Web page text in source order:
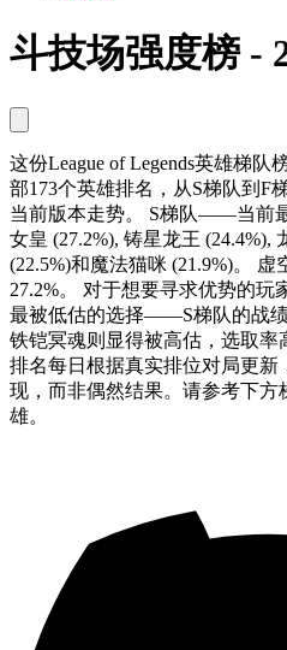
斗技场强度榜 -
这份League of Legends英雄梯队
部173个英雄排名，从S梯队到F
当前版本走势。 S梯队——当前
女皇 (27.2%), 铸星龙王 (24.4%),
(22.5%)和魔法猫咪 (21.9%)。
27.2%。 对于想要寻求优势的
最被低估的选择——S梯队的战
铁铠冥魂则显得被高估，选取率
排名每日根据真实排位对局更
现，而非偶然结果。请参考下
雄。